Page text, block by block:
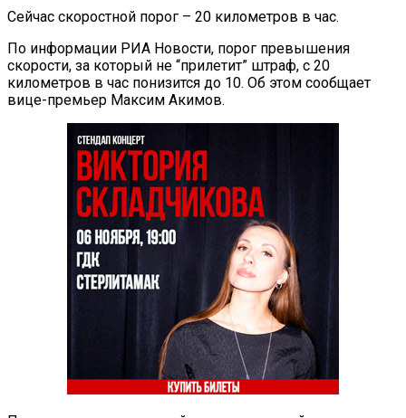
Сейчас скоростной порог – 20 километров в час.
По информации РИА Новости, порог превышения
скорости, за который не “прилетит” штраф, с 20
километров в час понизится до 10. Об этом сообщает
вице-премьер Максим Акимов.